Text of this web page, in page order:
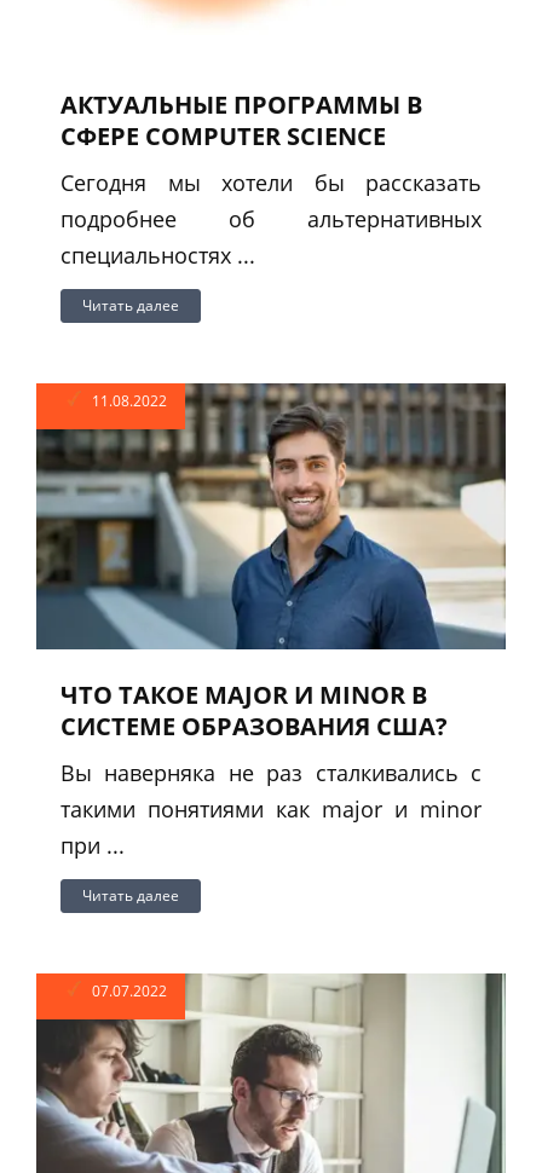
АКТУАЛЬНЫЕ ПРОГРАММЫ В
СФЕРЕ COMPUTER SCIENCE
Сегодня мы хотели бы рассказать
подробнее об альтернативных
специальностях ...
Читать далее
11.08.2022
ЧТО ТАКОЕ MAJOR И MINOR В
СИСТЕМЕ ОБРАЗОВАНИЯ США?
Вы наверняка не раз сталкивались с
такими понятиями как major и minor
при ...
Читать далее
07.07.2022